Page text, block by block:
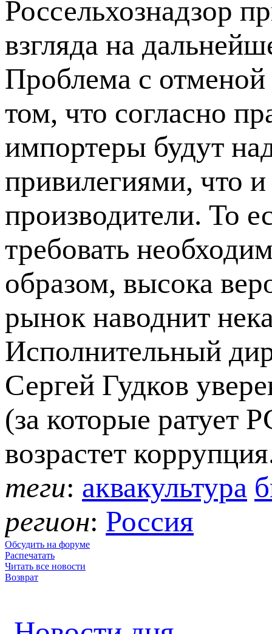
Россельхознадзор
взгляда на
Проблема с отменой
том, что согласно
импортеры будут
привилегиями, что
производители. То
требовать
образом, высока
рынок наводнит
Исполнительный
Сергей Гудков
(за которые ратует
возрастет
теги: аквакультура
регион: Россия
Обсудить на форуме
Распечатать
Читать все новости
Возврат